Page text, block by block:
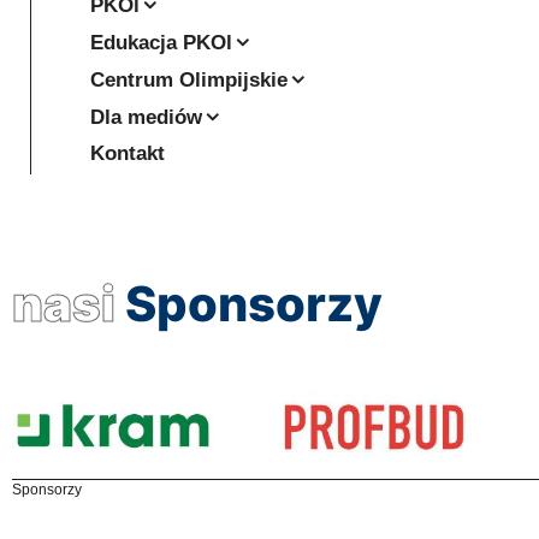
PKOl
Edukacja PKOl
Centrum Olimpijskie
Dla mediów
Kontakt
nasi Sponsorzy
Sponsorzy